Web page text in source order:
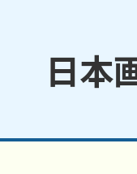
日本